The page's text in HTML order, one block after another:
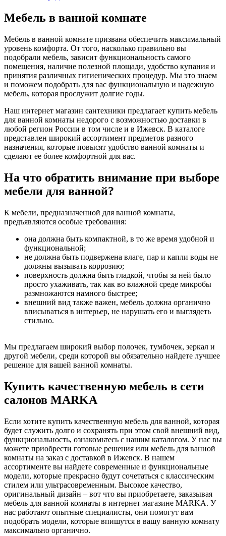
Мебель в ванной комнате
Мебель в ванной комнате призвана обеспечить максимальный
уровень комфорта. От того, насколько правильно вы
подобрали мебель, зависит функциональность самого
помещения, наличие полезной площади, удобство купания и
принятия различных гигиенических процедур. Мы это знаем
и поможем подобрать для вас функциональную и надежную
мебель, которая прослужит долгие годы.
Наш интернет магазин сантехники предлагает купить мебель
для ванной комнаты недорого с возможностью доставки в
любой регион России в том числе и в Ижевск. В каталоге
представлен широкий ассортимент предметов разного
назначения, которые повысят удобство ванной комнаты и
сделают ее более комфортной для вас.
На что обратить внимание при выборе
мебели для ванной?
К мебели, предназначенной для ванной комнаты,
предъявляются особые требования:
она должна быть компактной, в то же время удобной и
функциональной;
не должна быть подвержена влаге, пар и капли воды не
должны вызывать коррозию;
поверхность должна быть гладкой, чтобы за ней было
просто ухаживать, так как во влажной среде микробы
размножаются намного быстрее;
внешний вид также важен, мебель должна органично
вписываться в интерьер, не нарушать его и выглядеть
стильно.
Мы предлагаем широкий выбор полочек, тумбочек, зеркал и
другой мебели, среди которой вы обязательно найдете лучшее
решение для вашей ванной комнаты.
Купить качественную мебель в сети
салонов MARKA
Если хотите купить качественную мебель для ванной, которая
будет служить долго и сохранять при этом свой внешний вид,
функциональность, ознакомьтесь с нашим каталогом. У нас вы
можете приобрести готовые решения или мебель для ванной
комнаты на заказ с доставкой в Ижевск. В нашем
ассортименте вы найдете современные и функциональные
модели, которые прекрасно будут сочетаться с классическим
стилем или ультрасовременным. Высокое качество,
оригинальный дизайн – вот что вы приобретаете, заказывая
мебель для ванной комнаты в интернет магазине MARKA. У
нас работают опытные специалисты, они помогут вам
подобрать модели, которые впишутся в вашу ванную комнату
максимально органично.